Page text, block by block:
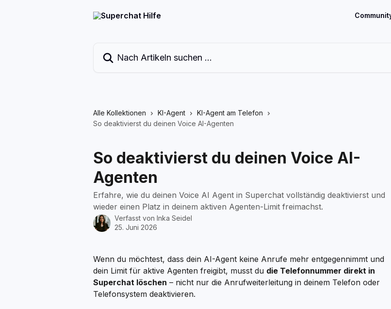
Alle Kollektionen KI-Agent
KI-Agent am Telefon
So deaktivierst du deinen Voice AI-Agenten
So deaktivierst du deinen Voice AI-
Agenten
Erfahre, wie du deinen Voice AI Agent in Superchat vollständig deaktivierst und
wieder einen Platz in deinem aktiven Agenten-Limit freimachst.
Verfasst von Inka Seidel
25. Juni 2026
Wenn du möchtest, dass dein AI-Agent keine Anrufe mehr entgegennimmt und
dein Limit für aktive Agenten freigibt, musst du die Telefonnummer direkt in
Superchat löschen – nicht nur die Anrufweiterleitung in deinem Telefon oder
Telefonsystem deaktivieren.